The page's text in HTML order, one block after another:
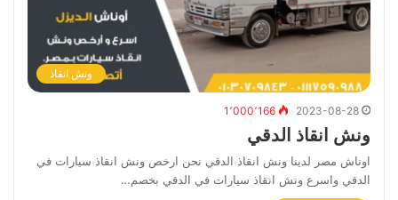
ونش انقاذ
2023-08-28 1٬000٬166
ونش انقاذ الدقي
اوناش مصر لدينا ونش انقاذ الدقي نحن ارخص ونش انقاذ سيارات في
الدقي واسرع ونش انقاذ سيارات في الدقي بخصم…